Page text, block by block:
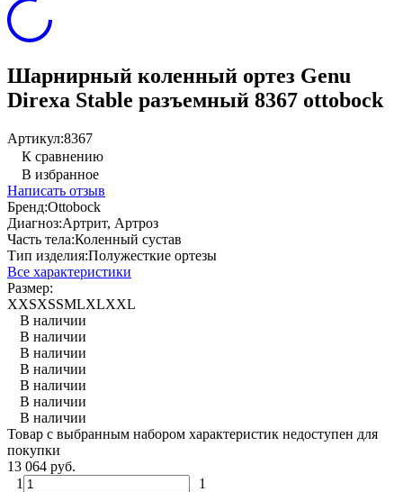
Шарнирный коленный ортез Genu
Direxa Stable разъемный 8367 ottobock
Артикул:8367
К сравнению
В избранное
Написать отзыв
Бренд:Ottobock
Диагноз:Артрит, Артроз
Часть тела:Коленный сустав
Тип изделия:Полужесткие ортезы
Все характеристики
Размер:
XXSXSSMLXLXXL
В наличии
В наличии
В наличии
В наличии
В наличии
В наличии
В наличии
Товар с выбранным набором характеристик недоступен для
покупки
13 064 руб.
1
1